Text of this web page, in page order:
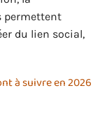
permettent
du lien social,
à suivre en 2026